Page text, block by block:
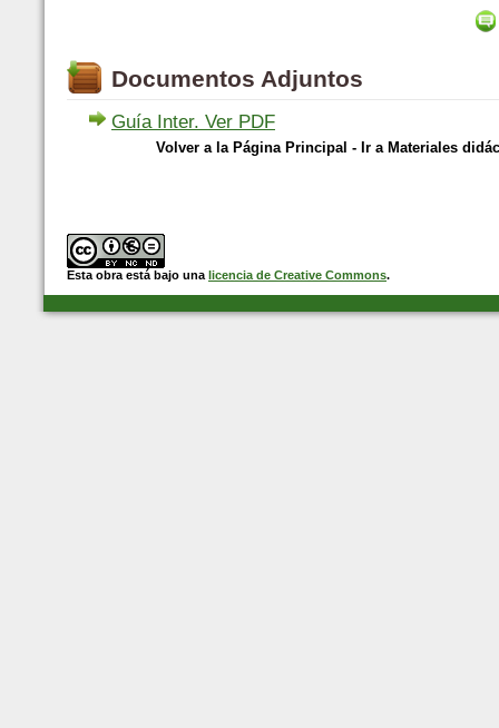
Documentos Adjuntos
Guía Inter. Ver PDF
Volver a la Página Principal - Ir a Materiales
Esta obra está bajo una licencia de Creative Commons.